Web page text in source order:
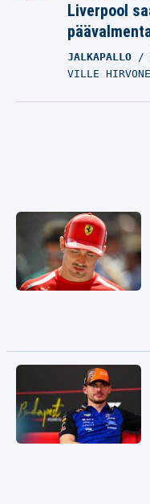
Liverpool
JALKAPALLO
VILLE